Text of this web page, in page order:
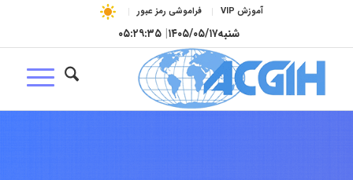
آموزش VIP فراموشی رمز عبور
شنبه۱۴۰۵/۰۵/۱۷| ۰۵:۲۹:۳۶